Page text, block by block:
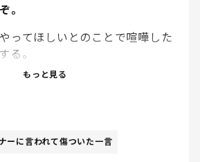
。
ってほしいとのことで喧嘩した
る。
、離婚してやる！
もっと見る
ーに言われて傷ついた一言